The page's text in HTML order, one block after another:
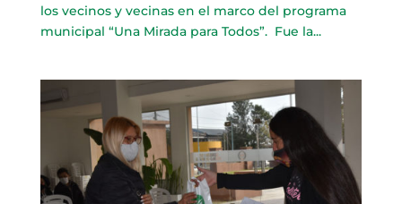
los vecinos y vecinas en el marco del programa
municipal “Una Mirada para Todos”. Fue la...